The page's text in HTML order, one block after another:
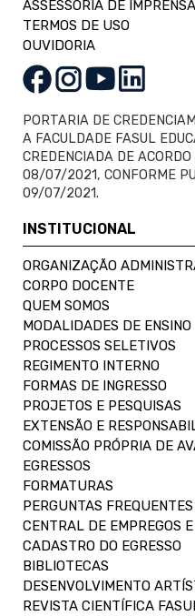
ASSESSORIA DE IMPRENSA
TERMOS DE USO
OUVIDORIA
PORTARIA DE
A FACULDADE FASUL
CREDENCIADA DE
08/07/2021, CONFORME
09/07/2021.
INSTITUCIONAL
ORGANIZAÇÃO
CORPO DOCENTE
QUEM SOMOS
MODALIDADES DE ENSINO
PROCESSOS SELETIVOS
REGIMENTO INTERNO
FORMAS DE INGRESSO
PROJETOS E PESQUISAS
EXTENSÃO E
COMISSÃO PRÓPRIA DE
EGRESSOS
FORMATURAS
PERGUNTAS FREQUENTES
CENTRAL DE EMPREGOS
CADASTRO DO EGRESSO
BIBLIOTECAS
DESENVOLVIMENTO
REVISTA CIENTÍFICA